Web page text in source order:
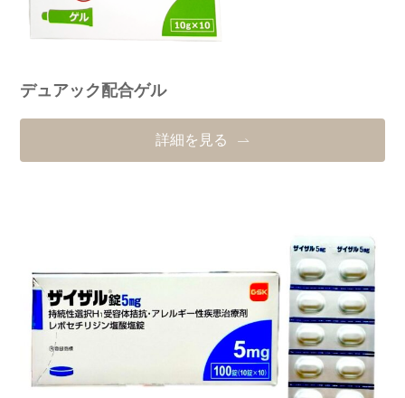
デュアック配合ゲル
詳細を見る